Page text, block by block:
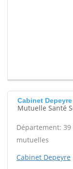
Cabinet Depeyre
Mutuelle Santé
Département: 39
mutuelles
Cabinet Depeyre